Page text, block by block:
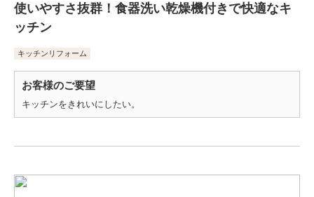
使いやすさ抜群！食器洗い乾燥機付きで快適なキ
ッチン
キッチンリフォーム
お客様のご要望
キッチンをきれいにしたい。